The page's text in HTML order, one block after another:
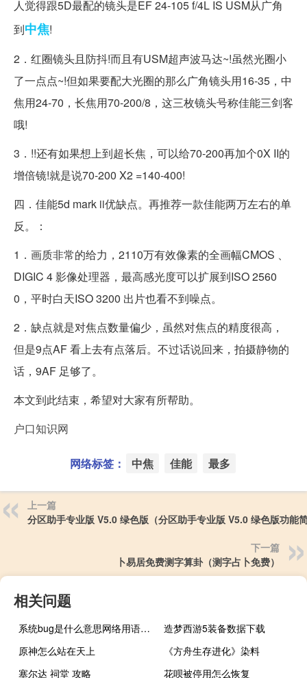
人觉得跟5D最配的镜头是EF 24-105 f/4L IS USM从广角
到中焦!
2．红圈镜头且防抖!而且有USM超声波马达~!虽然光圈小
了一点点~!但如果要配大光圈的那么广角镜头用16-35，中
焦用24-70，长焦用70-200/8，这三枚镜头号称佳能三剑客
哦!
3．!!还有如果想上到超长焦，可以给70-200再加个0X II的
增倍镜!就是说70-200 X2 =140-400!
四．佳能5d mark ii优缺点。再推荐一款佳能两万左右的单
反。：
1．画质非常的给力，2110万有效像素的全画幅CMOS 、
DIGIC 4 影像处理器，最高感光度可以扩展到ISO 2560
0，平时白天ISO 3200 出片也看不到噪点。
2．缺点就是对焦点数量偏少，虽然对焦点的精度很高，
但是9点AF 看上去有点落后。不过话说回来，拍摄静物的
话，9AF 足够了。
本文到此结束，希望对大家有所帮助。
户口知识网
网络标签： 中焦 佳能 最多
上一篇
分区助手专业版 V5.0 绿色版（分区助手专业版 V5.0 绿色版功能
下一篇
卜易居免费测字算卦（测字占卜免费）
相关问题
系统bug是什么意思网络用语（系统bug是什么意思）
造梦西游5装备数据下载
原神怎么站在天上
《方舟生存进化》染料
塞尔达 祠堂 攻略
花呗被停用怎么恢复